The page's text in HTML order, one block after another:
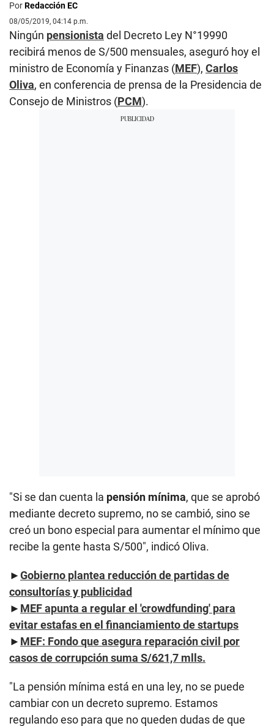
PorRedacción EC
08/05/2019, 04:14 p.m.
Ningún pensionista del Decreto Ley N°19990
recibirá menos de S/500 mensuales, aseguró hoy el
ministro de Economía y Finanzas (MEF), Carlos
Oliva, en conferencia de prensa de la Presidencia de
Consejo de Ministros (PCM).
"Si se dan cuenta la pensión mínima, que se aprobó
mediante decreto supremo, no se cambió, sino se
creó un bono especial para aumentar el mínimo que
recibe la gente hasta S/500", indicó Oliva.
►Gobierno plantea reducción de partidas de
consultorías y publicidad
► MEF apunta a regular el 'crowdfunding' para
evitar estafas en el financiamiento de startups
► MEF: Fondo que asegura reparación civil por
casos de corrupción suma S/621,7 mlls.
"La pensión mínima está en una ley, no se puede
cambiar con un decreto supremo. Estamos
regulando eso para que no queden dudas de que